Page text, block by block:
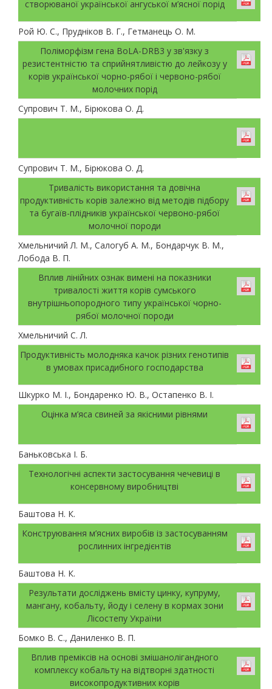
створюваної української ангуської м’ясної порід
Рой Ю. С., Прудніков В. Г., Гетманець О. М.
Поліморфізм гена BoLA-DRB3 у зв'язку з
резистентністю та сприйнятливістю до лейкозу у
корів української чорно-рябої і червоно-рябої
молочних порід
Супрович Т. М., Бірюкова О. Д.
Супрович Т. М., Бірюкова О. Д.
Тривалість використання та довічна
продуктивність корів залежно від методів підбору
та бугаїв-плідників української червоно-рябої
молочної породи
Хмельничий Л. М., Салогуб А. М., Бондарчук В. М.,
Лобода В. П.
Вплив лінійних ознак вимені на показники
тривалості життя корів сумського
внутрішньопородного типу української чорно-
рябої молочної породи
Хмельничий С. Л.
Продуктивність молодняка качок різних генотипів
в умовах присадибного господарства
Шкурко М. І., Бондаренко Ю. В., Остапенко В. І.
Оцінка м’яса свиней за якісними рівнями
Баньковська І. Б.
Технологічні аспекти застосування чечевиці в
консервному виробництві
Баштова Н. К.
Конструювання м’ясних виробів із застосуванням
рослинних інгредієнтів
Баштова Н. К.
Результати досліджень вмісту цинку, купруму,
мангану, кобальту, йоду і селену в кормах зони
Лісостепу України
Бомко В. С., Даниленко В. П.
Вплив преміксів на основі змішанолігандного
комплексу кобальту на відтворні здатності
високопродуктивних корів